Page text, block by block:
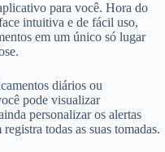
para você. Hora do
intuitiva e de fácil uso,
em um único só lugar
diários ou
pode visualizar
personalizar os alertas
todas as suas tomadas.